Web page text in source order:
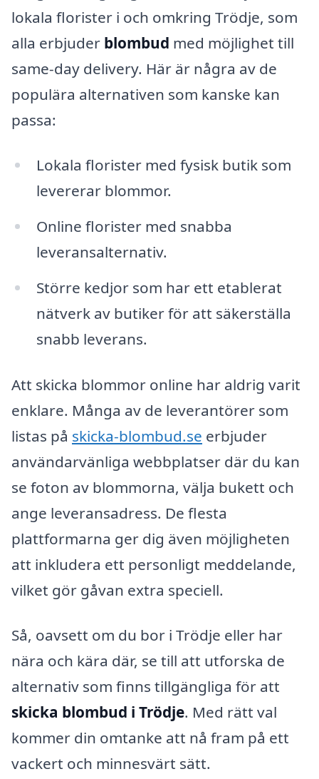
lokala florister i och omkring Trödje, som
alla erbjuder blombud med möjlighet till
same-day delivery. Här är några av de
populära alternativen som kanske kan
passa:
Lokala florister med fysisk butik som
levererar blommor.
Online florister med snabba
leveransalternativ.
Större kedjor som har ett etablerat
nätverk av butiker för att säkerställa
snabb leverans.
Att skicka blommor online har aldrig varit
enklare. Många av de leverantörer som
listas på skicka-blombud.se erbjuder
användarvänliga webbplatser där du kan
se foton av blommorna, välja bukett och
ange leveransadress. De flesta
plattformarna ger dig även möjligheten
att inkludera ett personligt meddelande,
vilket gör gåvan extra speciell.
Så, oavsett om du bor i Trödje eller har
nära och kära där, se till att utforska de
alternativ som finns tillgängliga för att
skicka blombud i Trödje. Med rätt val
kommer din omtanke att nå fram på ett
vackert och minnesvärt sätt.